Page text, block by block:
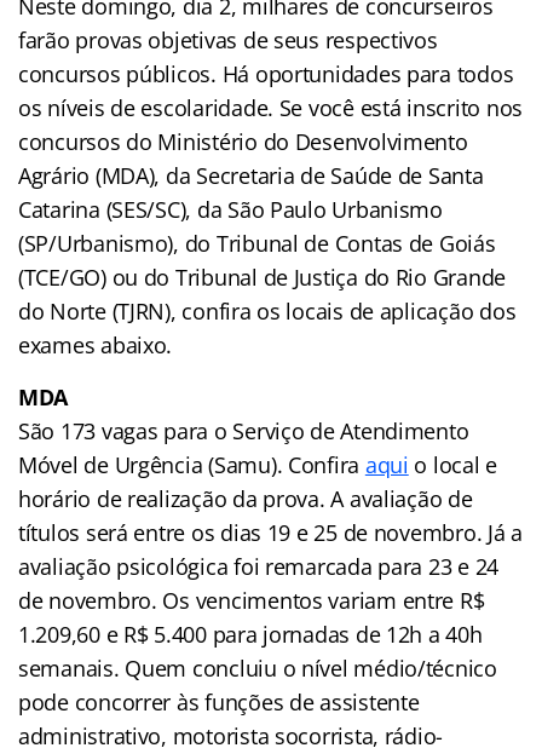
Neste domingo, dia 2, milhares de concurseiros
farão provas objetivas de seus respectivos
concursos públicos. Há oportunidades para todos
os níveis de escolaridade. Se você está inscrito nos
concursos do Ministério do Desenvolvimento
Agrário (MDA), da Secretaria de Saúde de Santa
Catarina (SES/SC), da São Paulo Urbanismo
(SP/Urbanismo), do Tribunal de Contas de Goiás
(TCE/GO) ou do Tribunal de Justiça do Rio Grande
do Norte (TJRN), confira os locais de aplicação dos
exames abaixo.
MDA
São 173 vagas para o Serviço de Atendimento
Móvel de Urgência (Samu). Confira aqui o local e
horário de realização da prova. A avaliação de
títulos será entre os dias 19 e 25 de novembro. Já a
avaliação psicológica foi remarcada para 23 e 24
de novembro. Os vencimentos variam entre R$
1.209,60 e R$ 5.400 para jornadas de 12h a 40h
semanais. Quem concluiu o nível médio/técnico
pode concorrer às funções de assistente
administrativo, motorista socorrista, rádio-